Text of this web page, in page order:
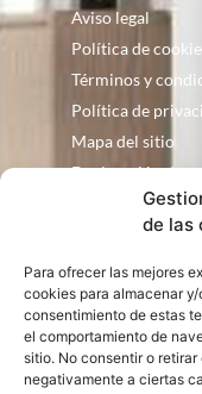
de las
Para ofrecer las mejores
cookies para almacenar
consentimiento de estas
el comportamiento de
sitio. No consentir o
negativamente a ciertas
Aviso legal
Política de
Términos y
Política de
Mapa del sitio
Declaración de
Contacto
Fontanería
C/ Justo Zoco,
Zaragoza –
693 21 32 44